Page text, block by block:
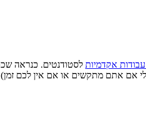
אקדמיות
לי אם אתם מתקשים או אם אין לכם זמן)